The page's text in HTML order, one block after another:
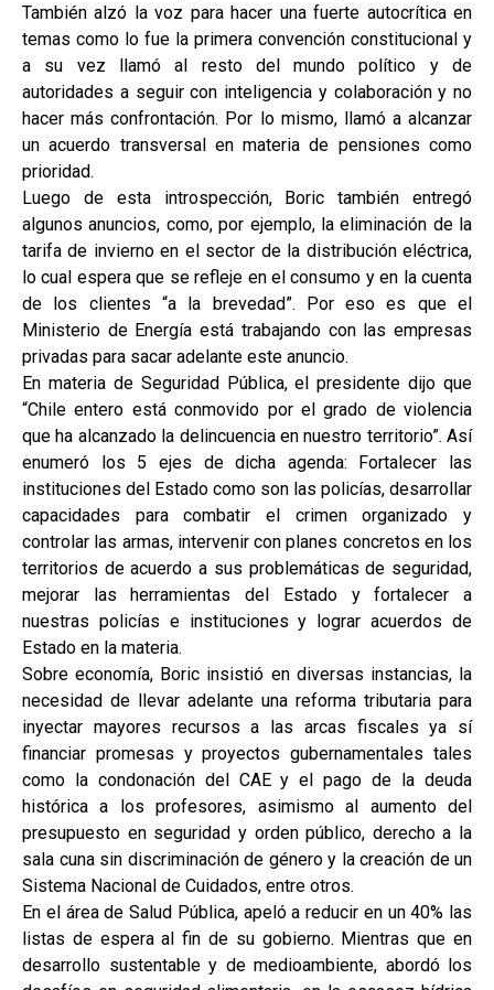
También alzó la voz para hacer una fuerte autocrítica en
temas como lo fue la primera convención constitucional y
a su vez llamó al resto del mundo político y de
autoridades a seguir con inteligencia y colaboración y no
hacer más confrontación. Por lo mismo, llamó a alcanzar
un acuerdo transversal en materia de pensiones como
prioridad.
Luego de esta introspección, Boric también entregó
algunos anuncios, como, por ejemplo, la eliminación de la
tarifa de invierno en el sector de la distribución eléctrica,
lo cual espera que se refleje en el consumo y en la cuenta
de los clientes “a la brevedad”. Por eso es que el
Ministerio de Energía está trabajando con las empresas
privadas para sacar adelante este anuncio.
En materia de Seguridad Pública, el presidente dijo que
“Chile entero está conmovido por el grado de violencia
que ha alcanzado la delincuencia en nuestro territorio”. Así
enumeró los 5 ejes de dicha agenda: Fortalecer las
instituciones del Estado como son las policías, desarrollar
capacidades para combatir el crimen organizado y
controlar las armas, intervenir con planes concretos en los
territorios de acuerdo a sus problemáticas de seguridad,
mejorar las herramientas del Estado y fortalecer a
nuestras policías e instituciones y lograr acuerdos de
Estado en la materia.
Sobre economía, Boric insistió en diversas instancias, la
necesidad de llevar adelante una reforma tributaria para
inyectar mayores recursos a las arcas fiscales ya sí
financiar promesas y proyectos gubernamentales tales
como la condonación del CAE y el pago de la deuda
histórica a los profesores, asimismo al aumento del
presupuesto en seguridad y orden público, derecho a la
sala cuna sin discriminación de género y la creación de un
Sistema Nacional de Cuidados, entre otros.
En el área de Salud Pública, apeló a reducir en un 40% las
listas de espera al fin de su gobierno. Mientras que en
desarrollo sustentable y de medioambiente, abordó los